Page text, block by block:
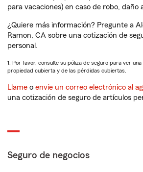
para vacaciones) en caso de robo, daño
¿Quiere más información? Pregunte a
Ramon, CA sobre una cotización de
personal.
1. Por favor, consulte su póliza de seguro para ver
propiedad cubierta y de las pérdidas cubiertas.
Llame o envíe un correo electrónico al
una cotización de seguro de artículos
Seguro de negocios